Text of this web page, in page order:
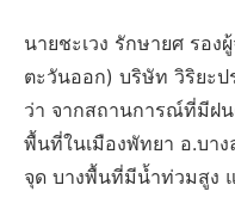
นายชะเวง รักษายศ รอ
ตะวันออก) บริษัท วิริยะป
ว่า จากสถานการณ์ที่มีฝ
พื้นที่ในเมืองพัทยา อ.บา
จุด บางพื้นที่มีน้ำท่วมสูง แ